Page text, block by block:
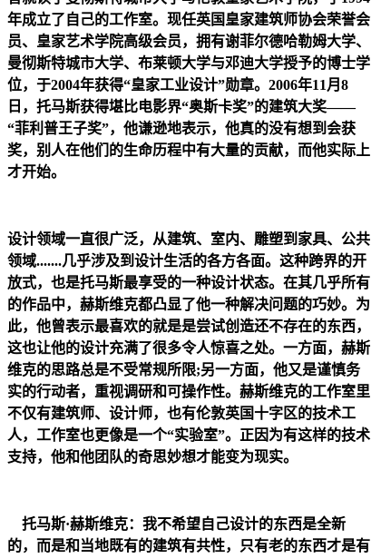
年成立了自己的工作室。现任英国皇家建筑师协会荣誉会
员、皇家艺术学院高级会员，拥有谢菲尔德哈勒姆大学、
曼彻斯特城市大学、布莱顿大学与邓迪大学授予的博士学
位，于2004年获得“皇家工业设计”勋章。2006年11月8
日，托马斯获得堪比电影界“奥斯卡奖”的建筑大奖——
“菲利普王子奖”，他谦逊地表示，他真的没有想到会获
奖，别人在他们的生命历程中有大量的贡献，而他实际上
才开始。
设计领域一直很广泛，从建筑、室内、雕塑到家具、公共
领域.......几乎涉及到设计生活的各方各面。这种跨界的开
放式，也是托马斯最享受的一种设计状态。在其几乎所有
的作品中，赫斯维克都凸显了他一种解决问题的巧妙。为
此，他曾表示最喜欢的就是是尝试创造还不存在的东西，
这也让他的设计充满了很多令人惊喜之处。一方面，赫斯
维克的思路总是不受常规所限;另一方面，他又是谨慎务
实的行动者，重视调研和可操作性。赫斯维克的工作室里
不仅有建筑师、设计师，也有伦敦英国十字区的技术工
人，工作室也更像是一个“实验室”。正因为有这样的技术
支持，他和他团队的奇思妙想才能变为现实。
托马斯·赫斯维克：我不希望自己设计的东西是全新
的，而是和当地既有的建筑有共性，只有老的东西才是有